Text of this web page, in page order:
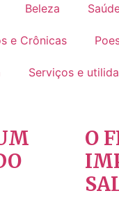
Beleza
e Crônicas
Serviços e
O